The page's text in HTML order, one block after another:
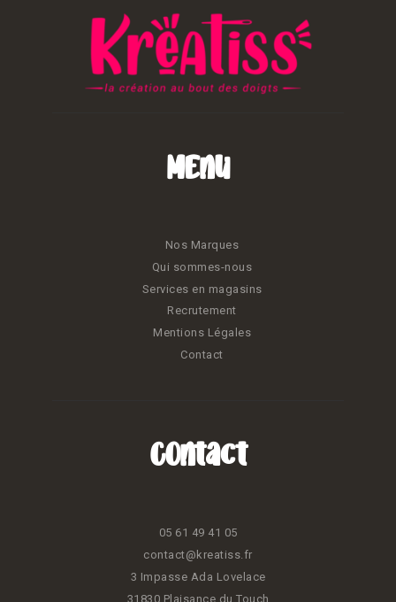
Menu
Nos Marques
Qui sommes-nous
Services en magasins
Recrutement
Mentions Légales
Contact
Contact
05 61 49 41 05
contact@kreatiss.fr
3 Impasse Ada Lovelace
31830 Plaisance du Touch